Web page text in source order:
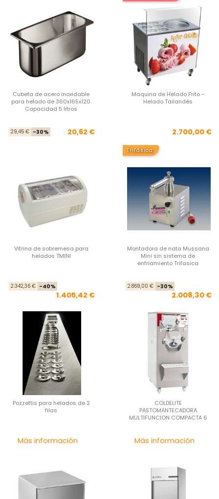
Cubeta de acero inoxidable
para helado de 360x165x120.
Capacidad 5 litros
Precio base
29,45 € -30% Precio
20,62 €
Maquina de Helado Frito -
Helado Tailandés
2.700,00 €
Vitrina de sobremesa para
helados TMINI
Precio base
2.342,36 € -40%
1.405,42 €
Trifásica
Montadora de nata Mussana
Mini sin sistema de
enfriamiento Trifasica
2.869,00 € -30%
2.008,30 €
Pozzettis para helados de 2
filas
Más información
COLDELITE
PASTOMANTECADORA
MULTIFUNCION COMPACTA 6
Más información